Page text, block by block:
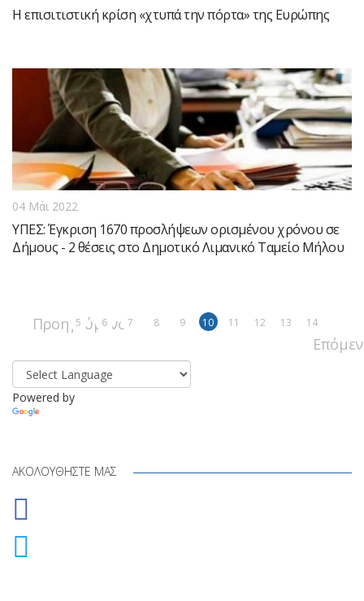
Η επισιτιστική κρίση «χτυπά την πόρτα» της Ευρώπης
04 Μάι 2022
ΥΠΕΣ: Έγκριση 1670 προσλήψεων ορισμένου χρόνου σε
Δήμους - 2 θέσεις στο Δημοτικό Λιμανικό Ταμείο Μήλου
Προηγούμενο
5 6 7 8 9 10 11 12 13 14
Powered by
ΑΚΟΛΟΥΘΉΣΤΕ ΜΑΣ